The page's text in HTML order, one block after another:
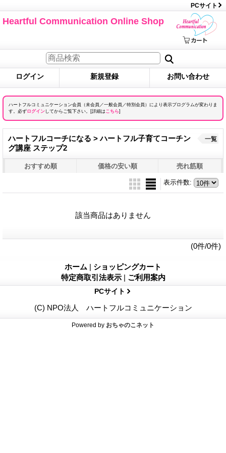
PCサイト
Heartful Communication Online Shop
ログイン 新規登録 お問い合わせ
ハートフルコミュニケーション会員（未会員／一般会員／特別会員）により表示プログラムが変わりま
す。必ずログイン してからご覧下さい。[詳細は こちら]
ハートフルコーチになる > ハートフル子育てコーチン
グ講座 ステップ2
一覧
おすすめ順 価格の安い順 売れ筋順
表示件数:
該当商品はありません
(0件/0件)
ホーム | ショッピングカート
特定商取引法表示 | ご利用案内
PCサイト
(C) NPO法人 ハートフルコミュニケーション
Powered by おちゃのこネット